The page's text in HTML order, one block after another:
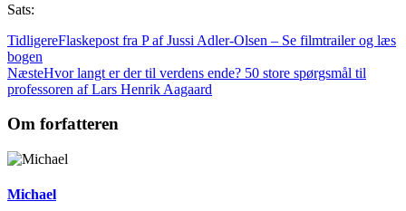
Sats:
TidligereFlaskepost fra P af Jussi Adler-Olsen – Se filmtrailer og læs
bogen
NæsteHvor langt er der til verdens ende? 50 store spørgsmål til
professoren af Lars Henrik Aagaard
Om forfatteren
Michael